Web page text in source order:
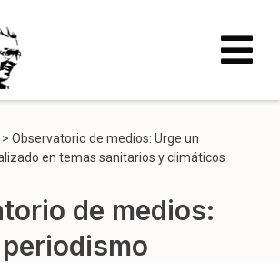
>Observatorio de medios: Urge un
en temas sanitarios y climáticos
de medios: